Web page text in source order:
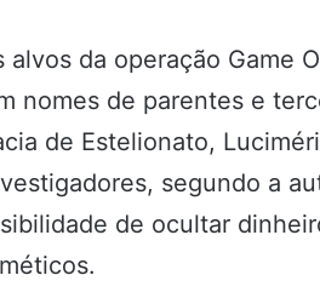
da operação Game
nomes de parentes e
de Estelionato,
segundo a
de ocultar